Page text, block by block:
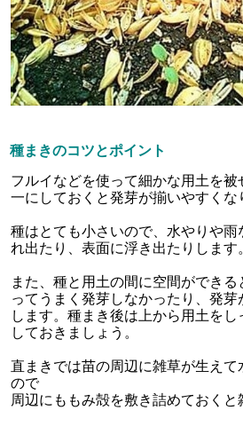
種まきのコツとポイント
フルイなどを使って細かな用土を
一にしておくと発芽が揃いやすくな
種はとても小さいので、水やりや
れ出たり、表面に浮き出たりします
また、種と用土の間に空間ができ
ってうまく発芽しなかったり、発芽
します。種まき後は上から用土を
しておきましょう。
直まきでは苗の周辺に雑草が生えて
ので
周辺にももみ殻を敷き詰めておく